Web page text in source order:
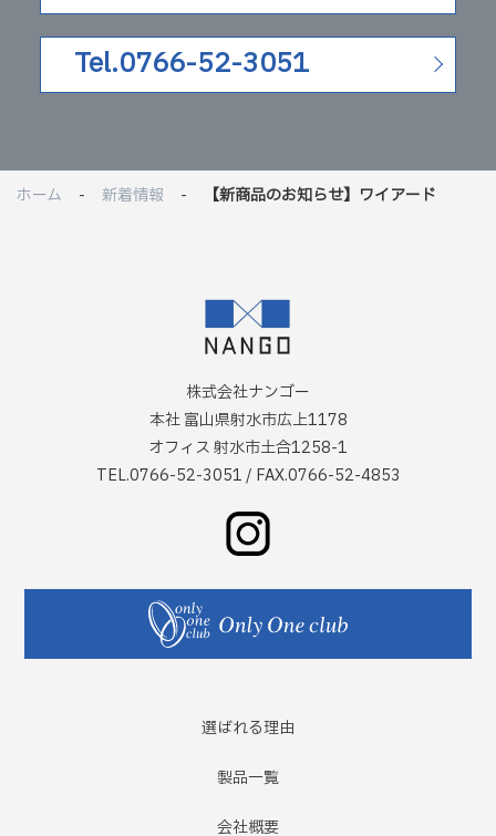
Tel.0766-52-3051
ホーム 新着情報 【新商品のお知らせ】ワイアード
株式会社ナンゴー
本社 富山県射水市広上1178
オフィス 射水市土合1258-1
TEL.0766-52-3051 / FAX.0766-52-4853
選ばれる理由
製品一覧
会社概要